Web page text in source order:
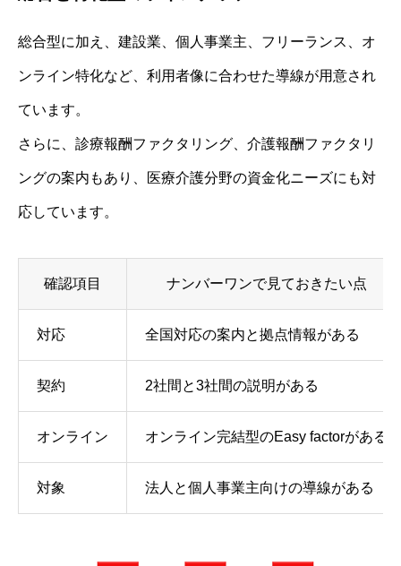
総合型に加え、建設業、個人事業主、フリーランス、オ
ンライン特化など、利用者像に合わせた導線が用意され
ています。
さらに、診療報酬ファクタリング、介護報酬ファクタリ
ングの案内もあり、医療介護分野の資金化ニーズにも対
応しています。
確認項目 ナンバーワンで見ておきたい点
対応 全国対応の案内と拠点情報がある
契約 2社間と3社間の説明がある
オンライン オンライン完結型のEasy factorがある
対象 法人と個人事業主向けの導線がある